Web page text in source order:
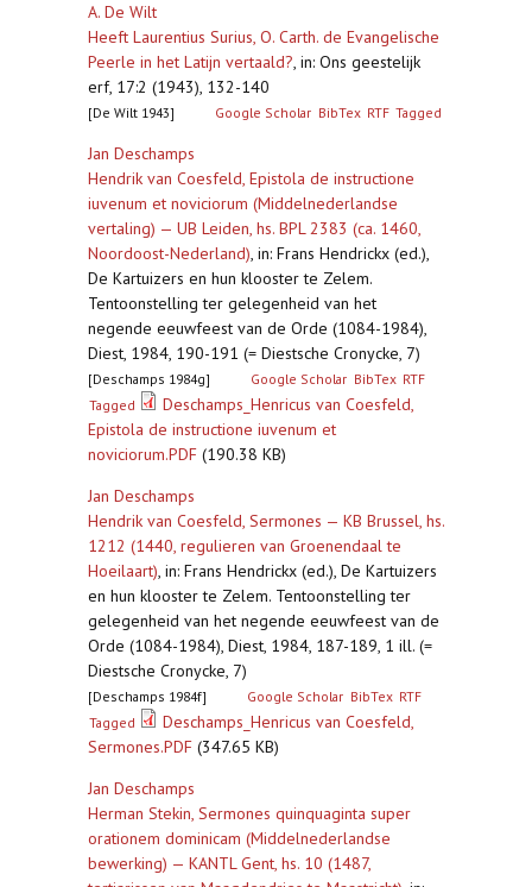
A. De Wilt
Heeft Laurentius Surius, O. Carth. de Evangelische
Peerle in het Latijn vertaald?, in: Ons geestelijk
erf, 17:2 (1943), 132-140
[De Wilt 1943] Google Scholar BibTex RTF Tagged
Jan Deschamps
Hendrik van Coesfeld, Epistola de instructione
iuvenum et noviciorum (Middelnederlandse
vertaling) — UB Leiden, hs. BPL 2383 (ca. 1460,
Noordoost-Nederland), in: Frans Hendrickx (ed.),
De Kartuizers en hun klooster te Zelem.
Tentoonstelling ter gelegenheid van het
negende eeuwfeest van de Orde (1084-1984),
Diest, 1984, 190-191 (= Diestsche Cronycke, 7)
[Deschamps 1984g] Google Scholar BibTex RTF
Tagged
Deschamps_Henricus van Coesfeld,
Epistola de instructione iuvenum et
noviciorum.PDF (190.38 KB)
Jan Deschamps
Hendrik van Coesfeld, Sermones — KB Brussel, hs.
1212 (1440, regulieren van Groenendaal te
Hoeilaart), in: Frans Hendrickx (ed.), De Kartuizers
en hun klooster te Zelem. Tentoonstelling ter
gelegenheid van het negende eeuwfeest van de
Orde (1084-1984), Diest, 1984, 187-189, 1 ill. (=
Diestsche Cronycke, 7)
[Deschamps 1984f] Google Scholar BibTex RTF
Tagged
Deschamps_Henricus van Coesfeld,
Sermones.PDF (347.65 KB)
Jan Deschamps
Herman Stekin, Sermones quinquaginta super
orationem dominicam (Middelnederlandse
bewerking) — KANTL Gent, hs. 10 (1487,